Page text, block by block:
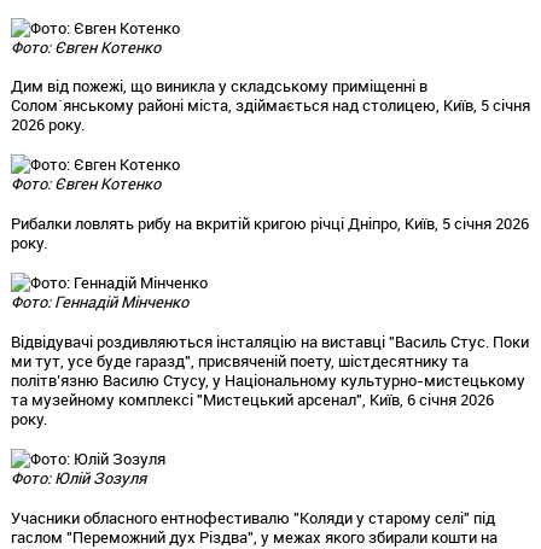
Фото: Євген Котенко
Дим від пожежі, що виникла у складському приміщенні в
Солом`янському районі міста, здіймається над столицею, Київ, 5 січня
2026 року.
Фото: Євген Котенко
Рибалки ловлять рибу на вкритій кригою річці Дніпро, Київ, 5 січня 2026
року.
Фото: Геннадій Мінченко
Відвідувачі роздивляються інсталяцію на виставці "Василь Стус. Поки
ми тут, усе буде гаразд", присвяченій поету, шістдесятнику та
політв’язню Василю Стусу, у Національному культурно-мистецькому
та музейному комплексі "Мистецький арсенал", Київ, 6 січня 2026
року.
Фото: Юлій Зозуля
Учасники обласного ентнофестивалю "Коляди у старому селі" під
гаслом "Переможний дух Різдва", у межах якого збирали кошти на